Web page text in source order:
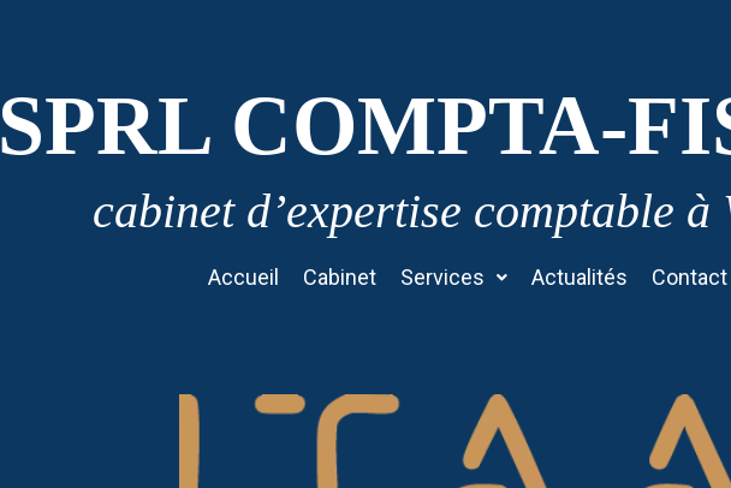
SPRL COMPTA-
cabinet d’expertise comptable à
Accueil Cabinet Services Actualités Contact